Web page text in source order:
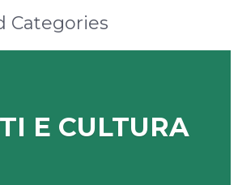
Categories
E CULTURA